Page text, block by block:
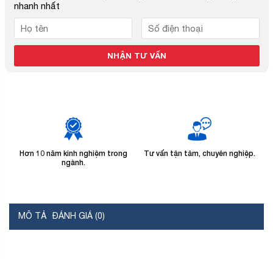
nhanh nhất
Hơn 10 năm kinh nghiệm trong
ngành.
Tư vấn tận tâm, chuyên nghiệp.
MÔ TẢ ĐÁNH GIÁ (0)